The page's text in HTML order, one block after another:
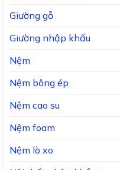
Giường gỗ
Giường nhập khẩu
Nệm
Nệm bông ép
Nệm cao su
Nệm foam
Nệm lò xo